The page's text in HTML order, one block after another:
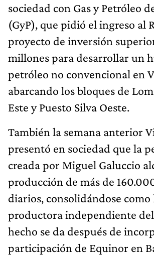
sociedad con Gas y Petróleo
(GyP), que pidió el ingreso al
proyecto de inversión
millones para desarrollar un
petróleo no convencional en
abarcando los bloques de
Este y Puesto Silva Oeste.
También la semana anterior
presentó en sociedad que la
creada por Miguel Galuccio
producción de más de
diarios, consolidándose
productora independiente
hecho se da después de
participación de Equinor en